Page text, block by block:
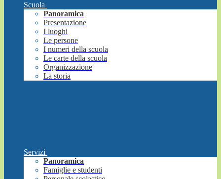
Scuola
Panoramica
Presentazione
I luoghi
Le persone
I numeri della scuola
Le carte della scuola
Organizzazione
La storia
Servizi
Panoramica
Famiglie e studenti